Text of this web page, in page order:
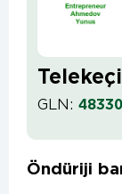
GLN:
Öndüriji